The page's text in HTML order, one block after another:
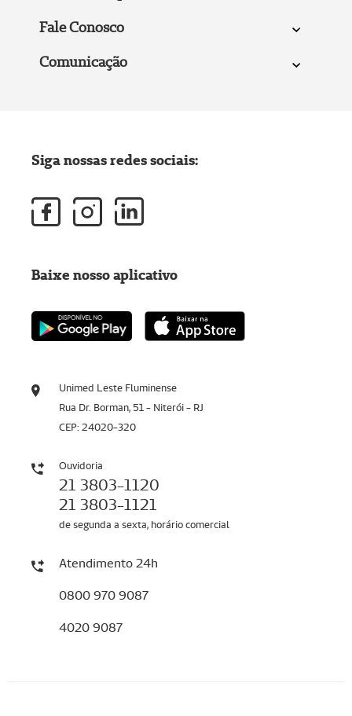
Fale Conosco
Comunicação
Unimed Leste Fluminense
Rua Dr. Borman, 51 - Niterói - RJ
CEP: 24020-320
Ouvidoria
21 3803-1120
21 3803-1121
de segunda a sexta, horário comercial
Atendimento 24h
0800 970 9087
4020 9087
Siga nossas redes sociais:
Baixe nosso aplicativo